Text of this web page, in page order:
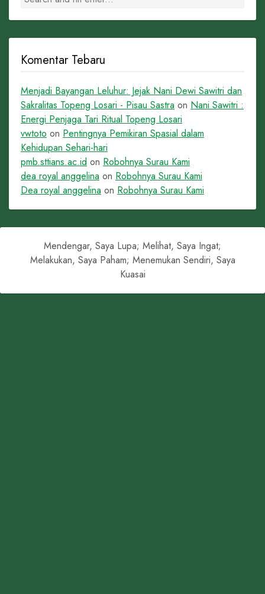
Komentar Tebaru
Menjadi Bayangan Leluhur: Jejak Nani Dewi Sawitri dan
Sakralitas Topeng Losari - Pisau Sastra on Nani Sawitri :
Energi Penjaga Tari Ritual Topeng Losari
vwtoto on Pentingnya Pemikiran Spasial dalam
Kehidupan Sehari-hari
pmb.sttians.ac.id on Robohnya Surau Kami
dea royal anggelina on Robohnya Surau Kami
Dea royal anggelina on Robohnya Surau Kami
Mendengar, Saya Lupa; Melihat, Saya Ingat;
Melakukan, Saya Paham; Menemukan Sendiri, Saya
Kuasai